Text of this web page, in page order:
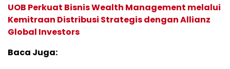
UOB Perkuat Bisnis Wealth Management melalui
Kemitraan Distribusi Strategis dengan Allianz
Global Investors
Baca Juga: